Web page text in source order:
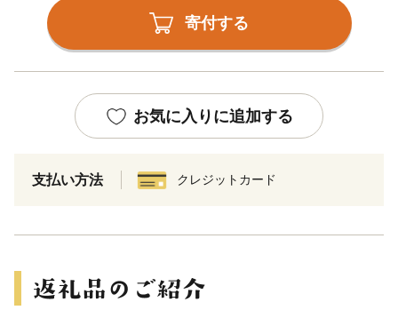
寄付する
お気に入りに追加する
支払い方法 クレジットカード